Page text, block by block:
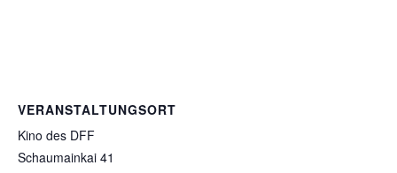
VERANSTALTUNGSORT
Kino des DFF
Schaumainkai 41